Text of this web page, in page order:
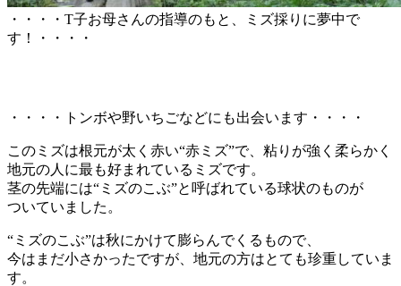
・・・・T子お母さんの指導のもと、ミズ採りに夢中で
す！・・・・
・・・・トンボや野いちごなどにも出会います・・・・
このミズは根元が太く赤い“赤ミズ”で、粘りが強く柔らかく
地元の人に最も好まれているミズです。
茎の先端には“ミズのこぶ”と呼ばれている球状のものが
ついていました。
“ミズのこぶ”は秋にかけて膨らんでくるもので、
今はまだ小さかったですが、地元の方はとても珍重していま
す。